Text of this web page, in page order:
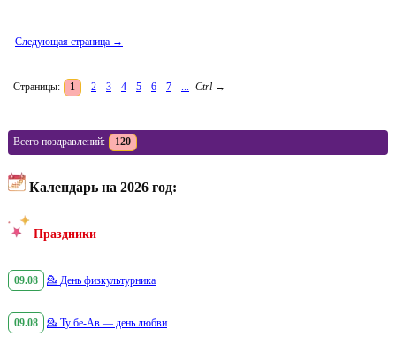
Следующая страница →
Страницы: 1 2 3 4 5 6 7 Ctrl →
Всего поздравлений: 120
Календарь на 2026 год:
Праздники
09.08 💁 День физкультурника
09.08 💁 Ту бе-Ав — день любви